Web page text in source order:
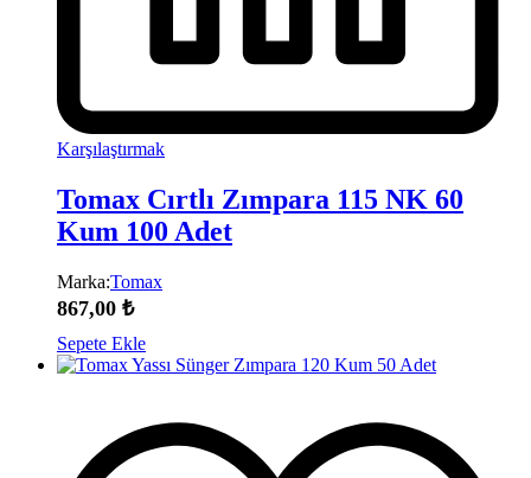
Karşılaştırmak
Tomax Cırtlı Zımpara 115 NK 60
Kum 100 Adet
Marka:Tomax
867,00 ₺
Sepete Ekle